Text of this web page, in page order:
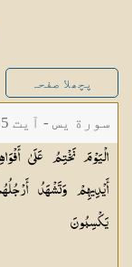
پچھلا صفحہ
سورة يس - آیت 65
الْيَوْمَ نَخْتِمُ عَلَىٰ
أَيْدِيهِمْ وَتَشْهَدُ
يَكْسِبُونَ